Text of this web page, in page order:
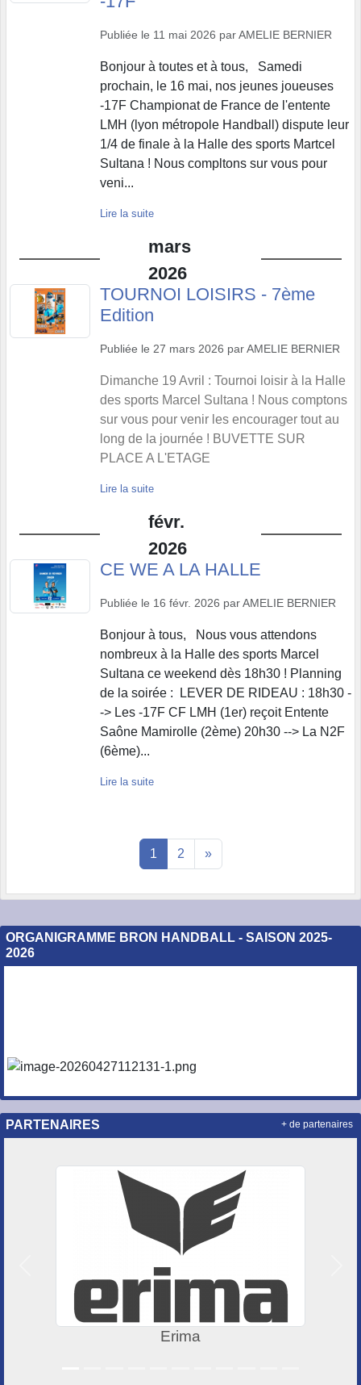
Publiée le 11 mai 2026 parAMELIE BERNIER
Bonjour à toutes et à tous, Samedi
prochain, le 16 mai, nos jeunes joueuses
-17F Championat de France de l'entente
LMH (lyon métropole Handball) dispute leur
1/4 de finale à la Halle des sports Martcel
Sultana ! Nous compltons sur vous pour
veni...
Lire la suite
mars
2026
TOURNOI LOISIRS - 7ème
Edition
Publiée le 27 mars 2026 parAMELIE BERNIER
Dimanche 19 Avril : Tournoi loisir à la Halle
des sports Marcel Sultana ! Nous comptons
sur vous pour venir les encourager tout au
long de la journée ! BUVETTE SUR
PLACE A L'ETAGE
Lire la suite
févr.
2026
CE WE A LA HALLE
Publiée le 16 févr. 2026 parAMELIE BERNIER
Bonjour à tous, Nous vous attendons
nombreux à la Halle des sports Marcel
Sultana ce weekend dès 18h30 ! Planning
de la soirée : LEVER DE RIDEAU : 18h30 -
-> Les -17F CF LMH (1er) reçoit Entente
Saône Mamirolle (2ème) 20h30 --> La N2F
(6ème)...
Lire la suite
1 2 »
ORGANIGRAMME BRON HANDBALL - SAISON 2025-
2026
PARTENAIRES + de partenaires